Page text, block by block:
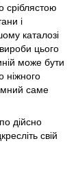
сріблястою
і
каталозі
вироби цього
може бути
ніжного
саме
дійсно
свій